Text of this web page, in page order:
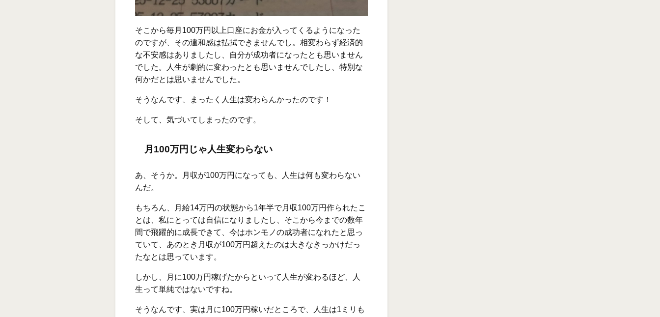
そこから毎月100万円以上口座にお金が入ってくるようになった
のですが、その違和感は払拭できませんでし。相変わらず経済的
な不安感はありましたし、自分が成功者になったとも思いません
でした。人生が劇的に変わったとも思いませんでしたし、特別な
何かだとは思いませんでした。
そうなんです、まったく人生は変わらんかったのです！
そして、気づいてしまったのです。
月100万円じゃ人生変わらない
あ、そうか。月収が100万円になっても、人生は何も変わらない
んだ。
もちろん、月給14万円の状態から1年半で月収100万円作られたこ
とは、私にとっては自信になりましたし、そこから今までの数年
間で飛躍的に成長できて、今はホンモノの成功者になれたと思っ
ていて、あのとき月収が100万円超えたのは大きなきっかけだっ
たなとは思っています。
しかし、月に100万円稼げたからといって人生が変わるほど、人
生って単純ではないですね。
そうなんです、実は月に100万円稼いだところで、人生は1ミリも